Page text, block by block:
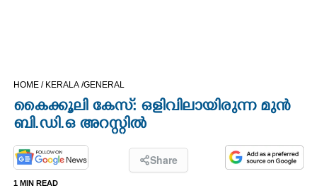
CINEMA
OPINION
PHOTOS
HOME / KERALA /GENERAL
കൈക്കൂലി കേസ്: ഒളിവിലായിരുന്ന മുൻ
ബി.ഡി.ഒ അറസ്റ്റിൽ
Share
1 MIN READ